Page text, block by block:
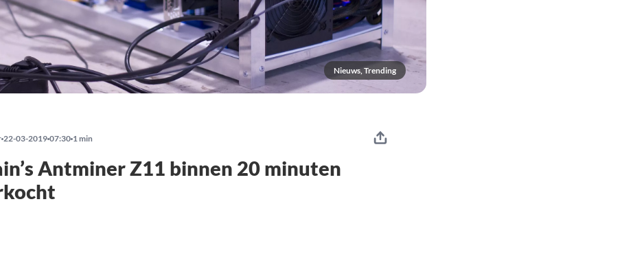
Nieuws, Trending
22-03-2019 07:30 1 min
Antminer Z11 binnen 20 minuten